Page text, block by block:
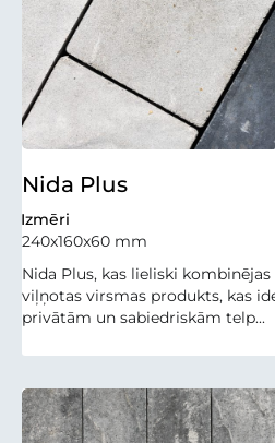
Nida Plus
Izmēri
240x160x60 mm
Nida Plus, kas lieliski kombinējas
viļņotas virsmas produkts, kas
privātām un sabiedriskām telp...